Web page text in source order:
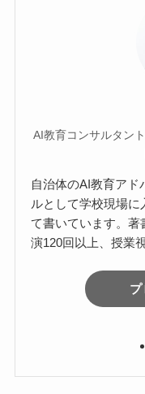
AI教育コンサルタン
自治体のAI教育アド
ルとして学校現場
て書いています。著
演120回以上、授業